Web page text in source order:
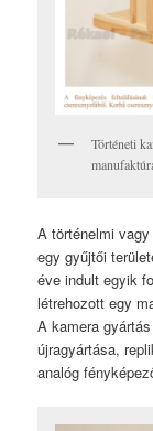
Történeti
A történelmi
egy gyűjtői
éve indult egyik
létrehozott egy
A kamera
újragyártása,
analóg